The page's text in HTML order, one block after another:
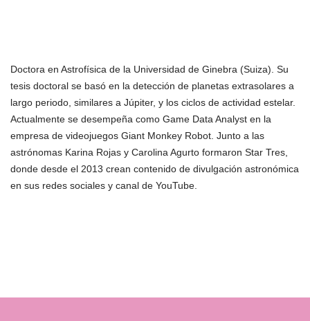
Doctora en Astrofísica de la Universidad de Ginebra (Suiza). Su
tesis doctoral se basó en la detección de planetas extrasolares a
largo periodo, similares a Júpiter, y los ciclos de actividad estelar.
Actualmente se desempeña como Game Data Analyst en la
empresa de videojuegos Giant Monkey Robot. Junto a las
astrónomas Karina Rojas y Carolina Agurto formaron Star Tres,
donde desde el 2013 crean contenido de divulgación astronómica
en sus redes sociales y canal de YouTube.